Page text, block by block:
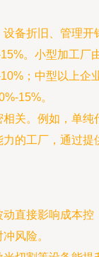
备折旧、管理开
。小型加工厂
；中型以上企
15%。
关。例如，单纯
的工厂，通过提
动直接影响成本控
风险。